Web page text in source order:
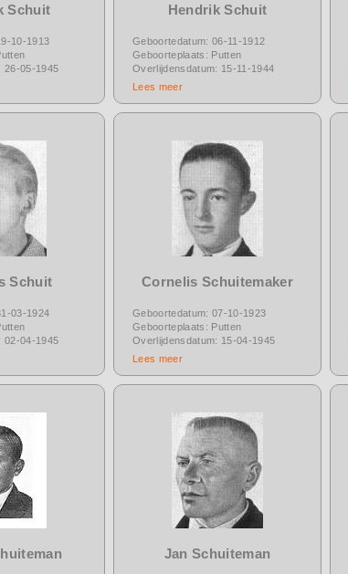
Schuit
10-1913
26-05-1945
Hendrik Schuit
Geboortedatum: 06-11-1912
Geboorteplaats: Putten
Overlijdensdatum: 15-11-1944
Lees meer
Schuit
03-1924
02-04-1945
Cornelis Schuitemaker
Geboortedatum: 07-10-1923
Geboorteplaats: Putten
Overlijdensdatum: 15-04-1945
Lees meer
Jan Schuiteman